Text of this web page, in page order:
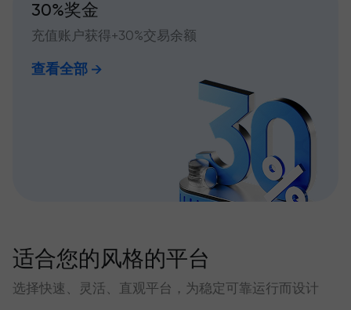
30%奖金
充值账户获得+30%交易余额
查看全部
适合您的风格的平台
选择快速、灵活、直观平台，为稳定可靠运行而设计